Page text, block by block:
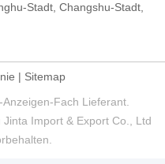
Stadt, Changshu-Stadt,
| Sitemap
Fach Lieferant.
Import & Export Co., Ltd